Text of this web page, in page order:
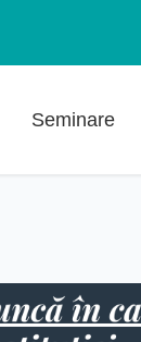
Seminare